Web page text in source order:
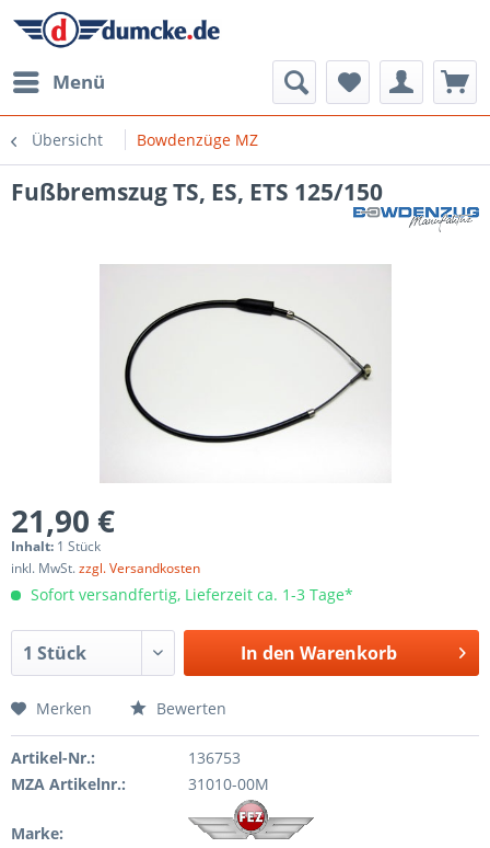
Menü
Übersicht Bowdenzüge MZ
Fußbremszug TS, ES, ETS 125/150
21,90 €
Inhalt: 1 Stück
inkl. MwSt.zzgl. Versandkosten
Sofort versandfertig, Lieferzeit ca. 1-3 Tage*
In den Warenkorb
Merken Bewerten
Artikel-Nr.:
136753
MZA Artikelnr.:
31010-00M
Marke: